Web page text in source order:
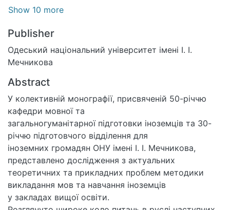
Show 10 more
Publisher
Одеський національний університет імені І. І.
Мечникова
Abstract
У колективній монографії, присвяченій 50-річчю
кафедри мовної та
загальногуманітарної підготовки іноземців та 30-
річчю підготовчого відділення для
іноземних громадян ОНУ імені І. І. Мечникова,
представлено дослідження з актуальних
теоретичних та прикладних проблем методики
викладання мов та навчання іноземців
у закладах вищої освіти.